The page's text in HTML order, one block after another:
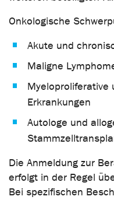
Onkologische
Akute und
Maligne
Myeloproliferative
Erkrankungen
Autologe und
Die Anmeldung zur
erfolgt in der Regel
Bei spezifischen